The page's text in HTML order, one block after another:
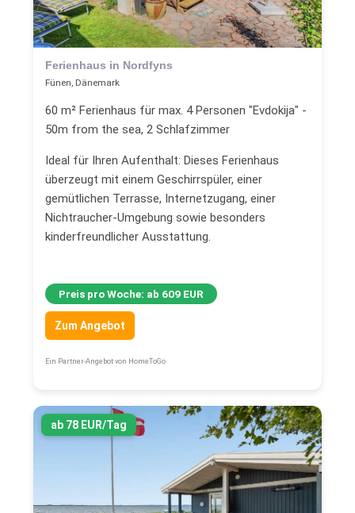
Ferienhaus in Nordfyns
Fünen, Dänemark
60 m² Ferienhaus für max. 4 Personen "Evdokija" -
50m from the sea, 2 Schlafzimmer
Ideal für Ihren Aufenthalt: Dieses Ferienhaus
überzeugt mit einem Geschirrspüler, einer
gemütlichen Terrasse, Internetzugang, einer
Nichtraucher-Umgebung sowie besonders
kinderfreundlicher Ausstattung.
Preis pro Woche: ab 609 EUR
Zum Angebot
Ein Partner-Angebot von HomeToGo
ab 78 EUR/Tag